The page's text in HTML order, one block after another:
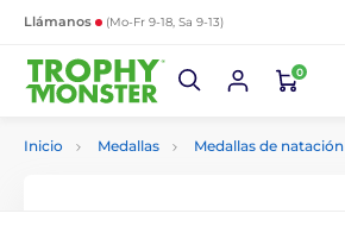
Llámanos (Mo-Fr 9-18, Sa 9-13)
0
Inicio Medallas Medallas de natación